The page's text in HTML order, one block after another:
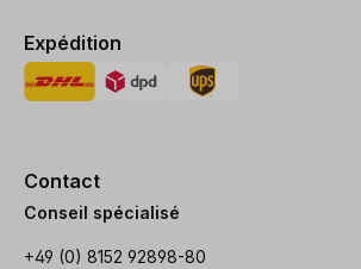
Expédition
Contact
Conseil spécialisé
+49 (0) 8152 92898-80